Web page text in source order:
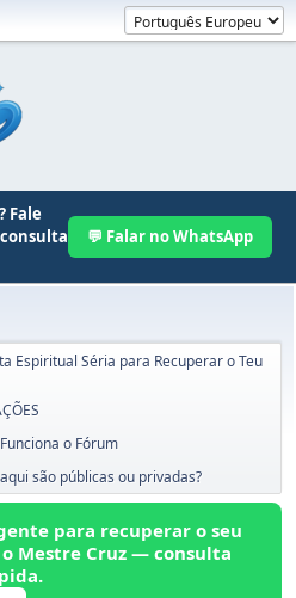
Fale
💬 Falar no WhatsApp
Espiritual Séria para Recuperar o Teu
o Fórum
são públicas ou privadas?
para recuperar o seu
Mestre Cruz — consulta